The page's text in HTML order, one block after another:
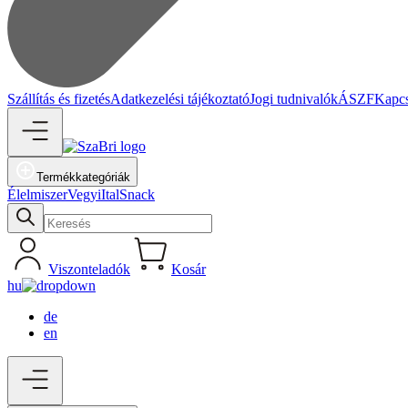
Szállítás és fizetésAdatkezelési tájékoztatóJogi tudnivalókÁSZF
Termékkategóriák
ÉlelmiszerVegyiItalSnack
Viszonteladók
Kosár
hu
de
en